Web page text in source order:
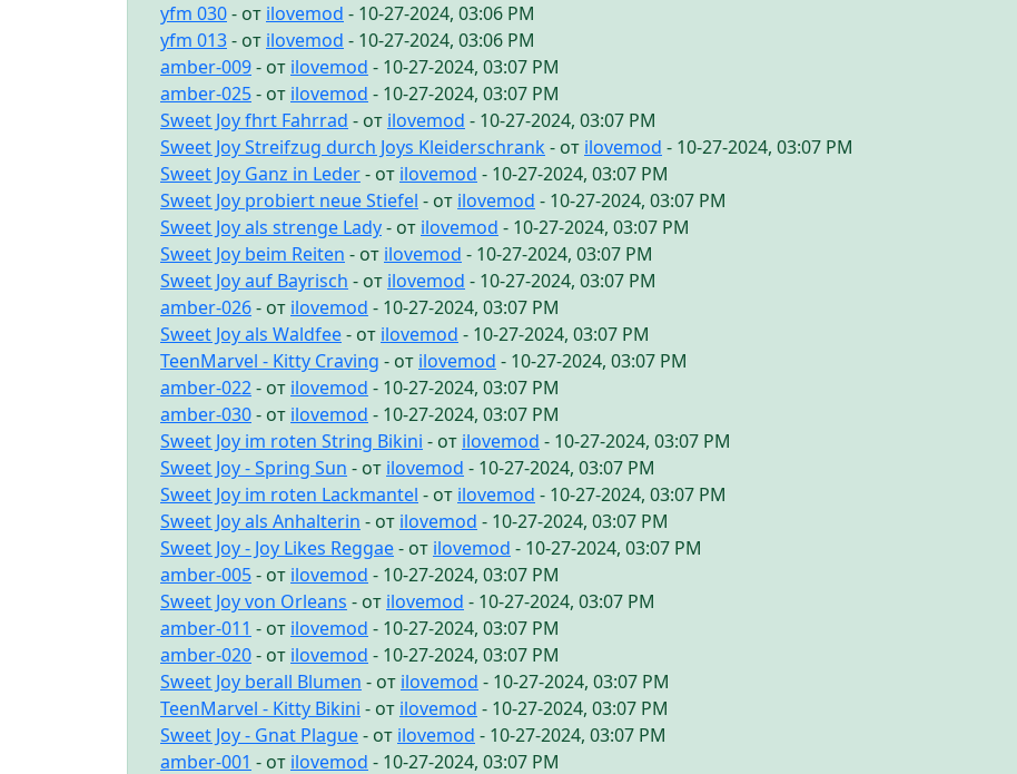
yfm 030- от ilovemod - 10-27-2024, 03:06 PM
yfm 013- от ilovemod - 10-27-2024, 03:06 PM
amber-009- от ilovemod - 10-27-2024, 03:07 PM
amber-025- от ilovemod - 10-27-2024, 03:07 PM
Sweet Joy fhrt Fahrrad - от ilovemod - 10-27-2024, 03:07 PM
Sweet Joy Streifzug durch Joys Kleiderschrank - от ilovemod - 10-27-2024, 03:07 PM
Sweet Joy Ganz in Leder- от ilovemod - 10-27-2024, 03:07 PM
Sweet Joy probiert neue Stiefel - от ilovemod - 10-27-2024, 03:07 PM
Sweet Joy als strenge Lady- от ilovemod - 10-27-2024, 03:07 PM
Sweet Joy beim Reiten - от ilovemod - 10-27-2024, 03:07 PM
Sweet Joy auf Bayrisch - от ilovemod - 10-27-2024, 03:07 PM
amber-026- от ilovemod - 10-27-2024, 03:07 PM
Sweet Joy als Waldfee- от ilovemod - 10-27-2024, 03:07 PM
TeenMarvel - Kitty Craving - от ilovemod - 10-27-2024, 03:07 PM
amber-022- от ilovemod - 10-27-2024, 03:07 PM
amber-030- от ilovemod - 10-27-2024, 03:07 PM
Sweet Joy im roten String Bikini - от ilovemod - 10-27-2024, 03:07 PM
Sweet Joy - Spring Sun - от ilovemod - 10-27-2024, 03:07 PM
Sweet Joy im roten Lackmantel - от ilovemod - 10-27-2024, 03:07 PM
Sweet Joy als Anhalterin - от ilovemod - 10-27-2024, 03:07 PM
Sweet Joy - Joy Likes Reggae- от ilovemod - 10-27-2024, 03:07 PM
amber-005- от ilovemod - 10-27-2024, 03:07 PM
Sweet Joy von Orleans - от ilovemod - 10-27-2024, 03:07 PM
amber-011 - от ilovemod - 10-27-2024, 03:07 PM
amber-020- от ilovemod - 10-27-2024, 03:07 PM
Sweet Joy berall Blumen - от ilovemod - 10-27-2024, 03:07 PM
TeenMarvel - Kitty Bikini - от ilovemod - 10-27-2024, 03:07 PM
Sweet Joy - Gnat Plague- от ilovemod - 10-27-2024, 03:07 PM
amber-001 - от ilovemod - 10-27-2024, 03:07 PM